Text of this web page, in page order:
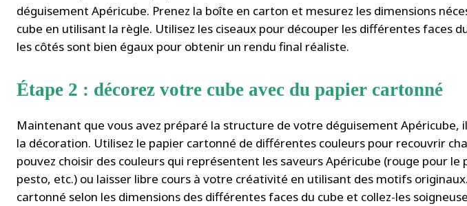
déguisement Apéricube. Prenez la boîte en carton et mesurez les dimensions
cube en utilisant la règle. Utilisez les ciseaux pour découper les différentes faces
les côtés sont bien égaux pour obtenir un rendu final réaliste.
Étape 2 : décorez votre cube avec du papier cartonné
Maintenant que vous avez préparé la structure de votre déguisement Apéricube,
la décoration. Utilisez le papier cartonné de différentes couleurs pour recouvrir
pouvez choisir des couleurs qui représentent les saveurs Apéricube (rouge pour
pesto, etc.) ou laisser libre cours à votre créativité en utilisant des motifs
cartonné selon les dimensions des différentes faces du cube et collez-les